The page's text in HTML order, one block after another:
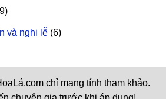
và nghi lễ (6)
chỉ mang tính tham khảo.